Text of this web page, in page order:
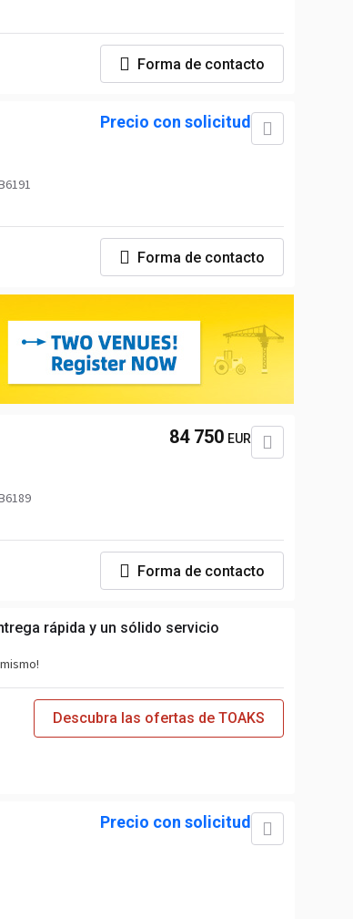
Forma de contacto
Precio con solicitud
Forma de contacto
84 750 EUR
Forma de contacto
rápida y un sólido servicio
Descubra las ofertas de TOAKS
Precio con solicitud